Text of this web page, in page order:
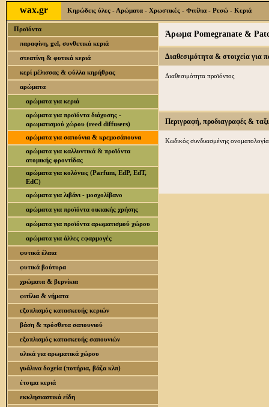
wax.gr Κηρώδεις ύλες - Αρώματα - Χρωστικές - Φιτίλια - Ρεσώ - Κεριά
Προϊόντα
παραφίνη, gel, συνθετικά κεριά
στεατίνη & φυτικά κεριά
κερί μέλισσας & φύλλα κηρήθρας
αρώματα
αρώματα για κεριά
αρώματα για προϊόντα διάχυσης -
αρωματισμού χώρου (reed diffusers)
αρώματα για σαπούνια & κρεμοσάπουνα
αρώματα για καλλυντικά & προϊόντα
ατομικής φροντίδας
αρώματα για κολόνιες (Parfum, EdP, EdT,
EdC)
αρώματα για λιβάνι - μοσχολίβανο
αρώματα για προϊόντα οικιακής χρήσης
αρώματα για προϊόντα αρωματισμού χώρου
αρώματα για άλλες εφαρμογές
φυτικά έλαια
φυτικά βούτυρα
χρώματα & βερνίκια
φιτίλια & νήματα
εξοπλισμός κατασκευής κεριών
βάση & πρόσθετα σαπουνιού
εξοπλισμός κατασκευής σαπουνιών
υλικά για αρωματικά χώρου
γυάλινα δοχεία (ποτήρια, βάζα κλπ)
έτοιμα κεριά
εκκλησιαστικά είδη
Άρωμα Pomegranate &
Διαθεσιμότητα & στοιχεία για
Διαθεσιμότητα προϊόντος
Περιγραφή, προδιαγραφές &
Κωδικός συνδυασμένης